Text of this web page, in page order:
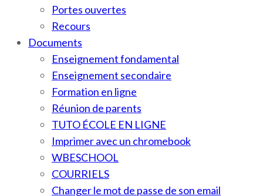
Portes ouvertes
Recours
Documents
Enseignement fondamental
Enseignement secondaire
Formation en ligne
Réunion de parents
TUTO ÉCOLE EN LIGNE
Imprimer avec un chromebook
WBESCHOOL
COURRIELS
Changer le mot de passe de son email